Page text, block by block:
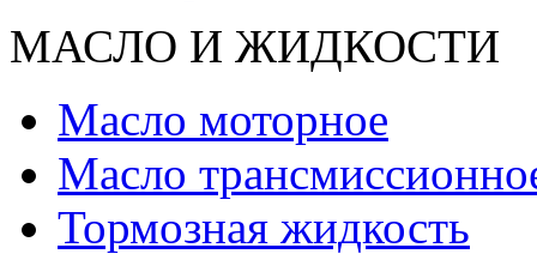
МАСЛО И ЖИДКОCТИ
Масло моторное
Масло
Тормозная жидкость